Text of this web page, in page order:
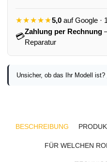
★★★★★5,0 auf Google ·
💳
Zahlung per Rechnung
Reparatur
Unsicher, ob das Ihr Modell ist?
BESCHREIBUNG
FÜR WELCHEN